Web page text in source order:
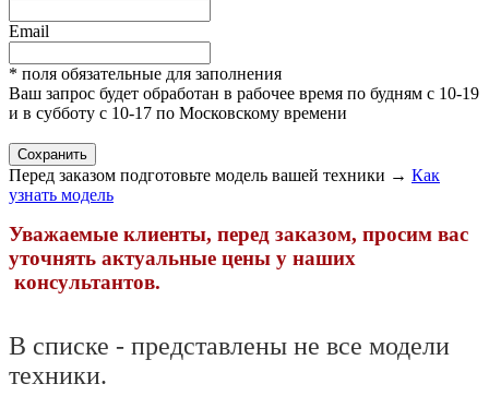
Email
* поля обязательные для заполнения
Ваш запрос будет обработан в рабочее время по будням с 10-19
и в субботу с 10-17 по Московскому времени
Перед заказом подготовьте модель вашей техники → Как
узнать модель
Уважаемые клиенты, перед заказом, просим вас
уточнять актуальные цены у наших
консультантов.
В списке - представлены не все модели
техники.